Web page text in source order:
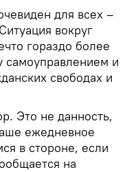
для всех –
вокруг
гораздо более
и
свободах и
Это не данность,
ежедневное
в стороне, если
на